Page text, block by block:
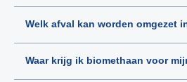
Welk afval kan worden omgezet
Waar krijg ik biomethaan voor